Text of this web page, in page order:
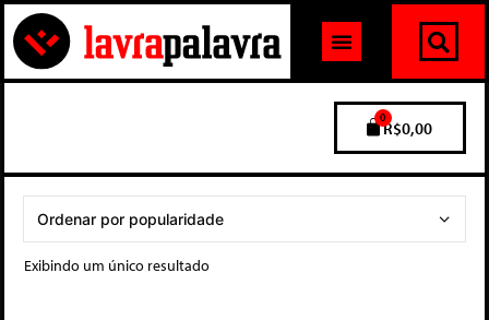
R$0,00
0
Exibindo um único resultado